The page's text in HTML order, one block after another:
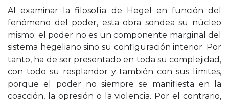
Al examinar la filosofía de Hegel en función del
fenómeno del poder, esta obra sondea su núcleo
mismo: el poder no es un componente marginal del
sistema hegeliano sino su configuración interior. Por
tanto, ha de ser presentado en toda su complejidad,
con todo su resplandor y también con sus límites,
porque el poder no siempre se manifiesta en la
coacción, la opresión o la violencia. Por el contrario,